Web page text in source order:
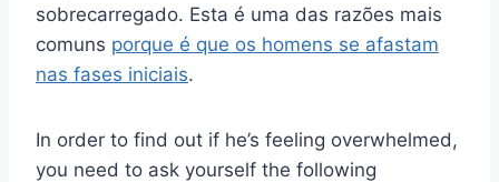
sobrecarregado. Esta é uma das razões mais
comuns porque é que os homens se afastam
nas fases iniciais.
In order to find out if he’s feeling overwhelmed,
you need to ask yourself the following